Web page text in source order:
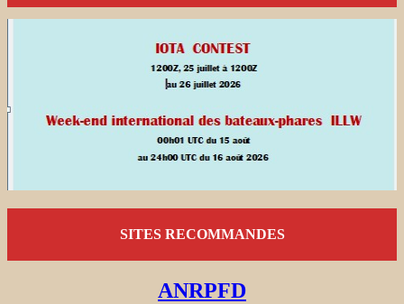
SITES RECOMMANDES
ANRPFD